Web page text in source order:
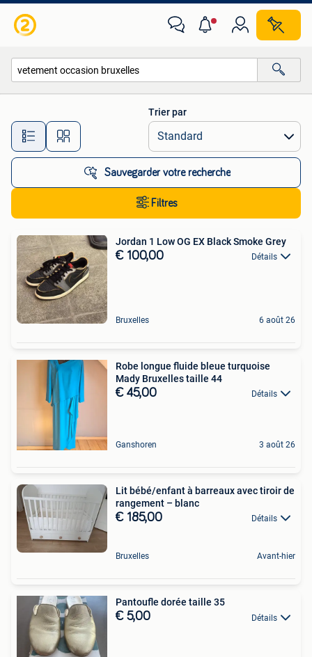
Toutes les distances…
Trier par
Sauvegarder votre recherche
Filtres
Jordan 1 Low OG EX Black Smoke Grey
€ 100,00 Détails
Bruxelles 6 août 26
Robe longue fluide bleue turquoise
Mady Bruxelles taille 44
€ 45,00 Détails
Ganshoren 3 août 26
Lit bébé/enfant à barreaux avec tiroir de
rangement – blanc
€ 185,00 Détails
Bruxelles Avant-hier
Pantoufle dorée taille 35
€ 5,00 Détails